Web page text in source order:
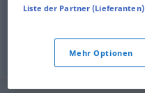
© OpenThesaurus.de
Liste der Partner (Lieferanten)
Mehr Optionen